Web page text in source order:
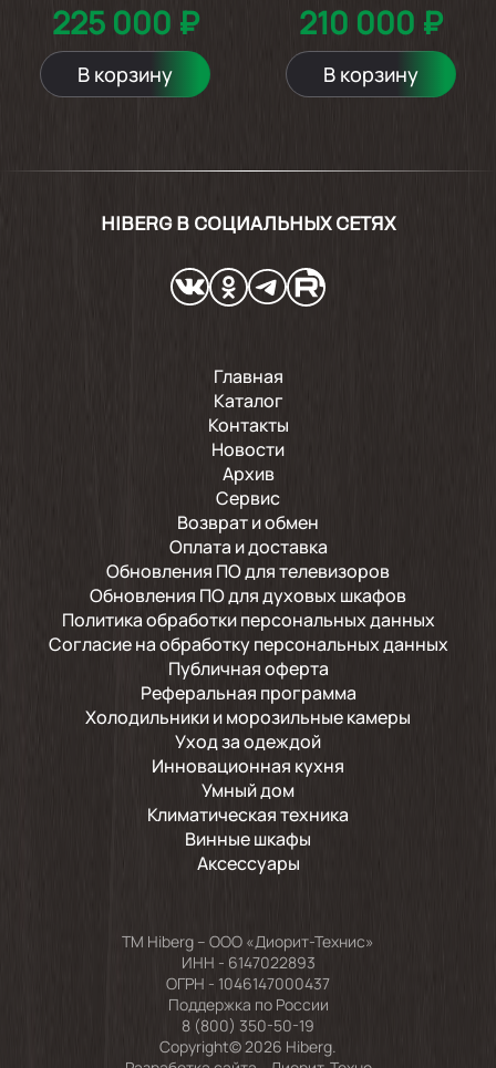
225 000 ₽
В корзину
210 000 ₽
В корзину
HIBERG В СОЦИАЛЬНЫХ СЕТЯХ
Главная
Каталог
Контакты
Новости
Архив
Сервис
Возврат и обмен
Оплата и доставка
Обновления ПО для телевизоров
Обновления ПО для духовых шкафов
Политика обработки персональных данных
Согласие на обработку персональных данных
Публичная оферта
Реферальная программа
Холодильники и морозильные камеры
Уход за одеждой
Инновационная кухня
Умный дом
Климатическая техника
Винные шкафы
Аксессуары
TM Hiberg – ООО «Диорит-Технис»
ИНН - 6147022893
ОГРН - 1046147000437
Поддержка по России
8 (800) 350-50-19
Copyright© 2026 Hiberg.